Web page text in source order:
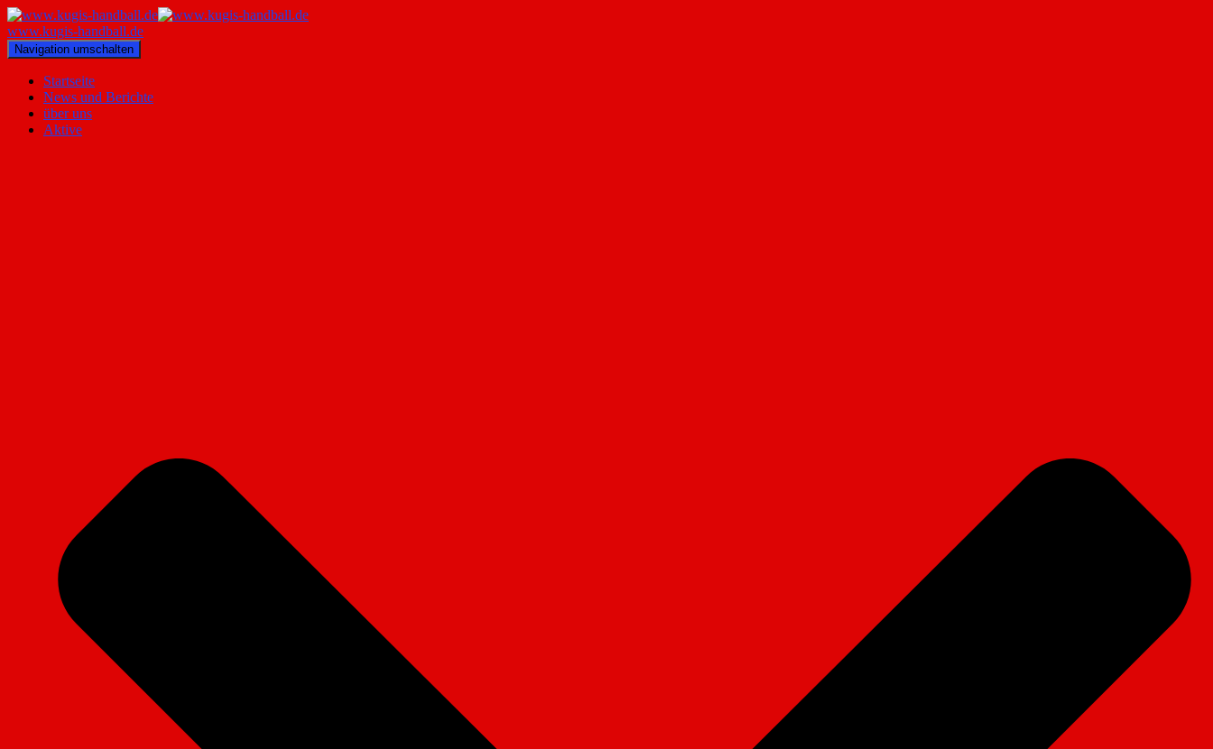
www.kugis-handball.de
Navigation umschalten
Startseite
News und Berichte
über uns
Aktive